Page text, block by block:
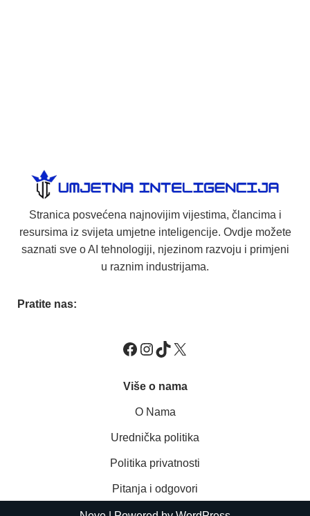
Stranica posvećena najnovijim vijestima, člancima i
resursima iz svijeta umjetne inteligencije. Ovdje možete
saznati sve o AI tehnologiji, njezinom razvoju i primjeni
u raznim industrijama.
Pratite nas:
Više o nama
O Nama
Urednička politika
Politika privatnosti
Pitanja i odgovori